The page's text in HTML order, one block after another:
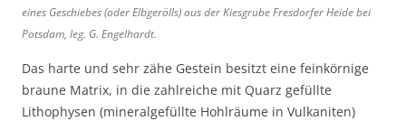
eines Geschiebes (oder Elbgerölls) aus der Kiesgrube Fresdorfer Heide bei
Potsdam, leg. G. Engelhardt.
Das harte und sehr zähe Gestein besitzt eine feinkörnige
braune Matrix, in die zahlreiche mit Quarz gefüllte
Lithophysen (mineralgefüllte Hohlräume in Vulkaniten)